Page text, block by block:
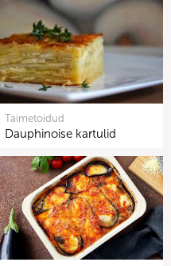
Taimetoidud
Dauphinoise kartulid